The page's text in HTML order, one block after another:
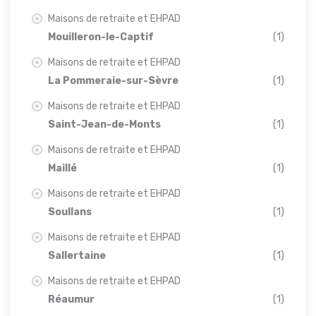
Maisons de retraite et EHPAD
Mouilleron-le-Captif
(1)
Maisons de retraite et EHPAD
La Pommeraie-sur-Sèvre
(1)
Maisons de retraite et EHPAD
Saint-Jean-de-Monts
(1)
Maisons de retraite et EHPAD
Maillé
(1)
Maisons de retraite et EHPAD
Soullans
(1)
Maisons de retraite et EHPAD
Sallertaine
(1)
Maisons de retraite et EHPAD
Réaumur
(1)